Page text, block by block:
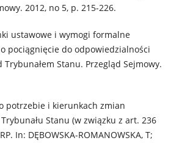
2012, no 5, p. 215-226.
ustawowe i wymogi formalne
pociągnięcie do odpowiedzialności
Stanu. Przegląd Sejmowy.
o potrzebie i kierunkach zmian
Stanu (w związku z art. 236
In: DĘBOWSKA-ROMANOWSKA, T;